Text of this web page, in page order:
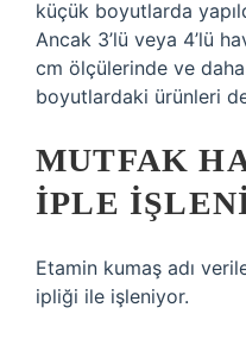
küçük boyutlarda
Ancak 3’lü veya 4’lü
cm ölçülerinde ve
boyutlardaki ürünleri
MUTFAK
IPLE
Etamin kumaş adı
ipliği ile işleniyor.